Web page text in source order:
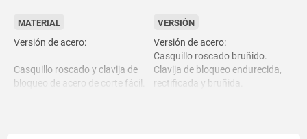
MATERIAL
Versión de acero:
Casquillo roscado y clavija de
bloqueo de acero de corte fácil.
VERSIÓN
Versión de acero:
Casquillo roscado bruñido.
Clavija de bloqueo endurecida,
rectificada y bruñida.